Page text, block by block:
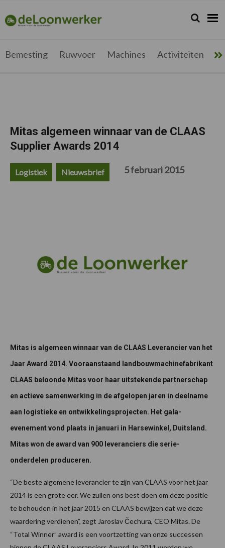
de
hoofdnavigatie
de
hoofd
de
eerste
de
voettekst
deloonwerker.be Zoeken...
Zoek
Bemesting Ruwvoer Machines Activiteiten
Mitas algemeen winnaar van de CLAAS
Supplier Awards 2014
Logistiek Nieuwsbrief 5 februari 2015
Mitas is algemeen winnaar van de CLAAS Leverancier van het
Jaar Award 2014. Vooraanstaand landbouwmachinefabrikant
CLAAS beloonde Mitas voor haar uitstekende partnerschap
en actieve samenwerking in de afgelopen jaren in deelname
aan logistieke en ontwikkelingsprojecten. Het gala-
evenement vond plaats in januari in Harsewinkel, Duitsland.
Mitas won de award van 900 leveranciers die serie-
onderdelen produceren.
“De beste algemene leverancier te zijn van CLAAS voor het jaar
2014 is een grote eer. We zullen ons best doen om deze positie
te behouden in het jaar 2015 en CLAAS bewijzen dat we deze
waardering verdienen”, zegt Jaroslav Čechura, CEO Mitas. De
“Total Winner” award is een voortzetting van onze successen